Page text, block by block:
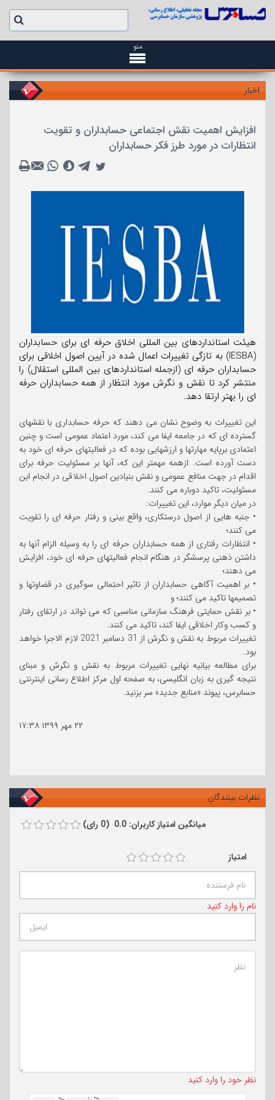
منو
اخبار
افزایش اهمیت نقش اجتماعی حسابداران و تقویت
انتظارات در مورد طرز فکر حسابداران
هیئت استانداردهای بین المللی اخلاق حرفه ای برای حسابداران
(IESBA) به تازگی تغییرات اعمال شده در آیین اصول اخلاقی برای
حسابداران حرفه ای (ازجمله استانداردهای بین المللی استقلال) را
منتشر کرد تا نقش و نگرش مورد انتظار از همه حسابداران حرفه
ای را بهتر ارتقا دهد.
این تغییرات به وضوح نشان می دهند که حرفه حسابداری با نقشهای
گسترده ای که در جامعه ایفا می کند، مورد اعتماد عمومی است و چنین
اعتمادی برپایه مهارتها و ارزشهایی بوده که در فعالیتهای حرفه ای خود به
دست آورده است. ازهمه مهمتر این که، آنها بر مسئولیت حرفه برای
اقدام در جهت منافع عمومی و نقش بنیادین اصول اخلاقی در انجام این
مسئولیت، تاکید دوباره می کنند.
در میان دیگر موارد، این تغییرات:
• جنبه هایی از اصول درستکاری، واقع بینی و رفتار حرفه ای را تقویت
می کنند؛
• انتظارات رفتاری از همه حسابداران حرفه ای را به وسیله الزام آنها به
داشتن ذهنی پرسشگر در هنگام انجام فعالیتهای حرفه ای خود، افزایش
می دهند؛
• بر اهمیت آگاهی حسابداران از تاثیر احتمالی سوگیری در قضاوتها و
تصمیمها تاکید می کنند؛ و
• بر نقش حمایتی فرهنگ سازمانی مناسبی که می تواند در ارتقای رفتار
و کسب وکار اخلاقی ایفا کند، تاکید می کنند.
تغییرات مربوط به نقش و نگرش از 31 دسامبر 2021 لازم الاجرا خواهد
بود.
برای مطالعه بیانیه نهایی تغییرات مربوط به نقش و نگرش و مبنای
نتیجه گیری به زبان انگلیسی، به صفحه اول مرکز اطلاع رسانی اینترنتی
حسابرس، پیوند «منابع جدید» سر بزنید.
۲۲ مهر ۱۳۹۹ ۱۷:۳۸
نظرات بینندگان
میانگین امتیاز کاربران: 0.0 (0 رای)
امتیاز
نام را وارد کنید
نظر خود را وارد کنید